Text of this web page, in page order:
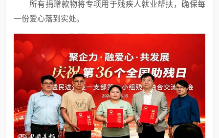
所有捐赠款物将专项用于残疾人就业帮扶，确保每
一份爱心落到实处。